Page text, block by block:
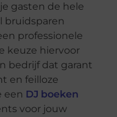
gasten de hele
bruidsparen
professionele
keuze hiervoor
bedrijf dat garant
en feilloze
een DJ boeken
voor jouw